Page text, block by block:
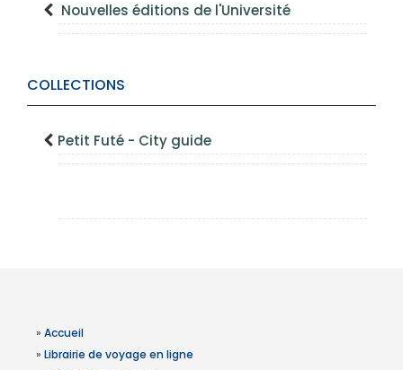
Nouvelles éditions de l'Université
COLLECTIONS
Petit Futé - City guide
» Accueil
» Librairie de voyage en ligne